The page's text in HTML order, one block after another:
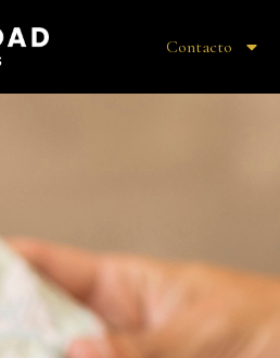
Contacto